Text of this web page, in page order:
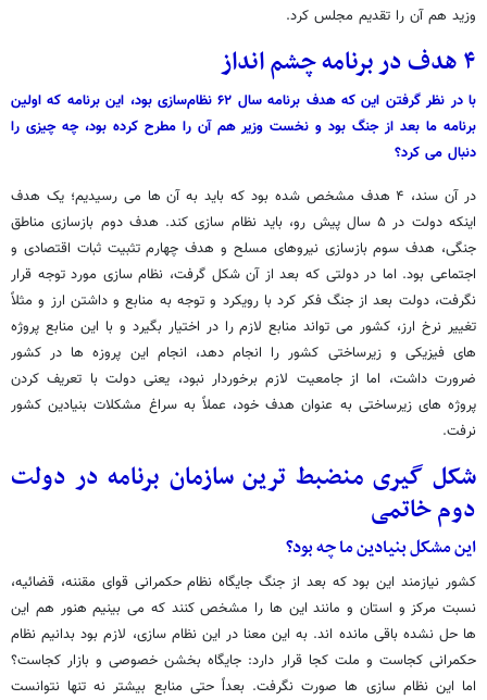
وزید هم آن را تقدیم مجلس کرد.
۴ هدف در برنامه چشم انداز
با در نظر گرفتن این که هدف برنامه سال ۶۲ نظام‌سازی بود، این برنامه که اولین
برنامه ما بعد از جنگ بود و نخست وزیر هم آن را مطرح کرده بود، چه چیزی را
دنبال می کرد؟
در آن سند، ۴ هدف مشخص شده بود که باید به آن ها می رسیدیم؛ یک هدف
اینکه دولت در ۵ سال پیش رو، باید نظام سازی کند. هدف دوم بازسازی مناطق
جنگی، هدف سوم بازسازی نیروهای مسلح و هدف چهارم تثبیت ثبات اقتصادی و
اجتماعی بود. اما در دولتی که بعد از آن شکل گرفت، نظام سازی مورد توجه قرار
نگرفت، دولت بعد از جنگ فکر کرد با رویکرد و توجه به منابع و داشتن ارز و مثلاً
تغییر نرخ ارز، کشور می تواند منابع لازم را در اختیار بگیرد و با این منابع پروژه
های فیزیکی و زیرساختی کشور را انجام دهد، انجام این پروزه ها در کشور
ضرورت داشت، اما از جامعیت لازم برخوردار نبود، یعنی دولت با تعریف کردن
پروژه های زیرساختی به عنوان هدف خود، عملاً به سراغ مشکلات بنیادین کشور
نرفت.
شکل گیری منضبط ترین سازمان برنامه در دولت
دوم خاتمی
این مشکل بنیادین ما چه بود؟
کشور نیازمند این بود که بعد از جنگ جایگاه نظام حکمرانی قوای مقننه، قضائیه،
نسبت مرکز و استان و مانند این ها را مشخص کنند که می بینیم هنور هم این
ها حل نشده باقی مانده اند. به این معنا در این نظام سازی، لازم بود بدانیم نظام
حکمرانی کجاست و ملت کجا قرار دارد: جایگاه بخشن خصوصی و بازار کجاست؟
اما این نظام سازی ها صورت نگرفت. بعداً حتی منابع بیشتر نه تنها نتوانست